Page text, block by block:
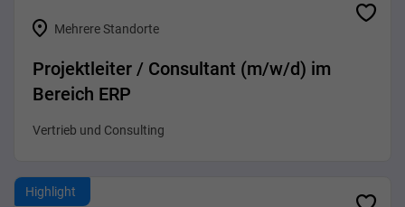
Mehrere Standorte
Projektleiter / Consultant (m/w/d) im
Bereich ERP
Vertrieb und Consulting
Highlight